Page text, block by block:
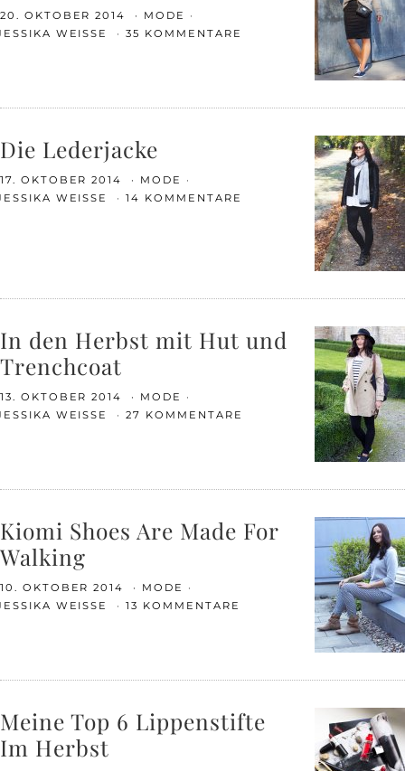
20. OKTOBER 2014
MODE
WEISSE
35 KOMMENTARE
Die Lederjacke
17. OKTOBER 2014
MODE
WEISSE
14 KOMMENTARE
In den Herbst mit Hut und
Trenchcoat
13. OKTOBER 2014
MODE
WEISSE
27 KOMMENTARE
Kiomi Shoes Are Made For
Walking
10. OKTOBER 2014
MODE
WEISSE
13 KOMMENTARE
Meine Top 6 Lippenstifte
Im Herbst